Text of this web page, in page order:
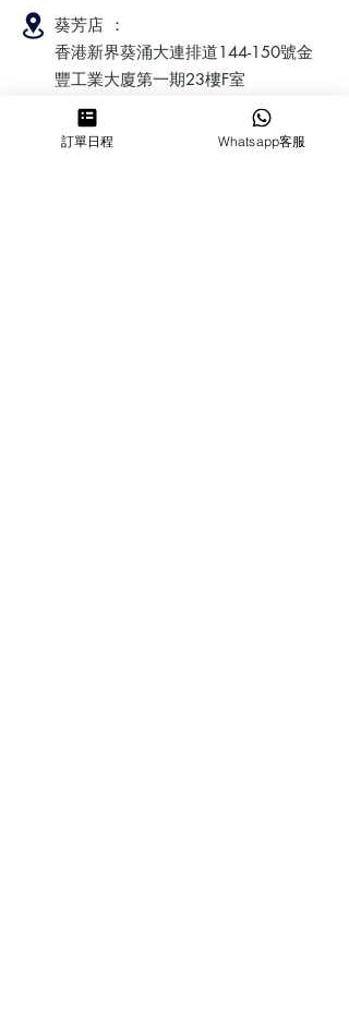
葵芳店 ：
香港新界葵涌大連排道144-150號金
豐工業大廈第一期23樓F室
鰂魚涌店：暫時停業
訂單日程 Whatsapp客服